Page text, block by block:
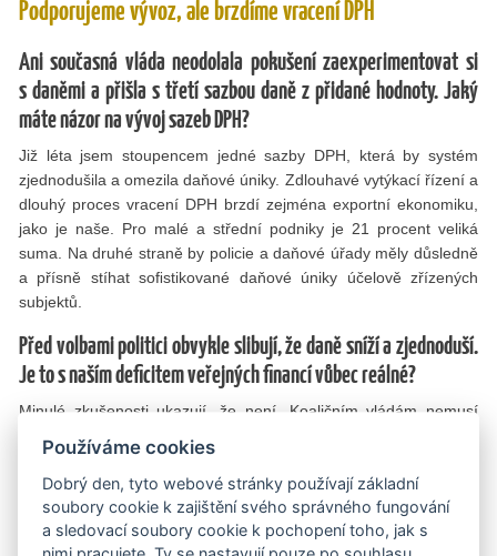
Podporujeme vývoz, ale brzdíme vracení DPH
Ani současná vláda neodolala pokušení zaexperimentovat si
s daněmi a přišla s třetí sazbou daně z přidané hodnoty. Jaký
máte názor na vývoj sazeb DPH?
Již léta jsem stoupencem jedné sazby DPH, která by systém
zjednodušila a omezila daňové úniky. Zdlouhavé vytýkací řízení a
dlouhý proces vracení DPH brzdí zejména exportní ekonomiku,
jako je naše. Pro malé a střední podniky je 21 procent veliká
suma. Na druhé straně by policie a daňové úřady měly důsledně
a přísně stíhat soﬁstikované daňové úniky účelově zřízených
subjektů.
Před volbami politici obvykle slibují, že daně sníží a zjednoduší.
Je to s naším deficitem veřejných financí vůbec reálné?
Minulé zkušenosti ukazují, že není. Koaličním vládám nemusí
Každý politický subjekt se chce zviditelnit a prosadit sliby dané
voličům.
Snížení daňové zátěže je proto většinou iluze. Navíc s daněmi se
dá krásně kouzlit. Ve skutečnosti může opticky nižší sazba daně
Používáme cookies
Dobrý den, tyto webové stránky používají základní
soubory cookie k zajištění svého správného fungování
a sledovací soubory cookie k pochopení toho, jak s